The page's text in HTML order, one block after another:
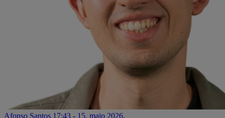
Afonso Santos 17:43 - 15. maio 2026.